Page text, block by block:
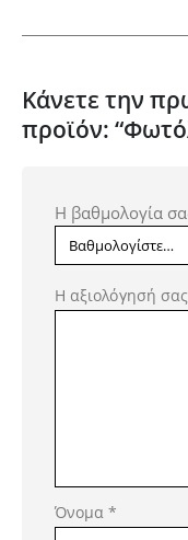
Κάνετε την
προϊόν:
Η βαθμολογία
Η αξιολόγησή
Όνομα*